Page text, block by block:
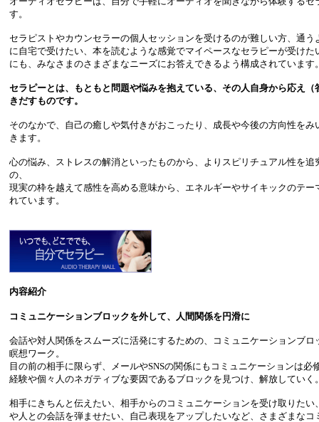
す。
セラピストやカウンセラーの個人セッションを受けるのが難しい方、通う
に自宅で受けたい、本を読むような感覚でマイペースなセラピーが受けた
にも、みなさまのさまざまなニーズにお答えできるよう構成されています
セラピーとは、もともと問題や悩みを抱えている、その人自身から応え（
きだすものです。
そのなかで、自己の癒しや気付きがおこったり、成長や今後の方向性をみ
きます。
心の悩み、ストレスの解消といったものから、よりスピリチュアル性を追
の、
現実の枠を越えて感性を高める意味から、エネルギーやサイキックのテー
れています。
内容紹介
コミュニケーションブロックを外して、人間関係を円滑に
会話や対人関係をスムーズに活発にするための、コミュニケーションブロ
瞑想ワーク。
目の前の相手に限らず、メールやSNSの関係にもコミュニケーションは必
経験や個々人のネガティブな要因であるブロックを見つけ、解放していく
相手にきちんと伝えたい、相手からのコミュニケーションを受け取りたい
や人との会話を弾ませたい、自己表現をアップしたいなど、さまざまなコ